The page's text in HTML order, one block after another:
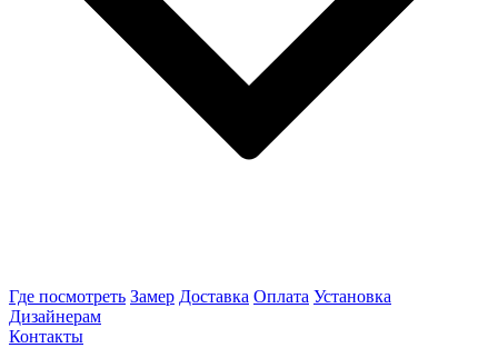
Где посмотреть Замер Доставка Оплата Установка
Дизайнерам
Контакты